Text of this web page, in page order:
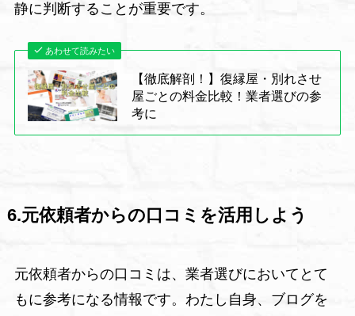
静に判断することが重要です。
あわせて読みたい
【徹底解剖！】復縁屋・別れさせ
屋ごとの料金比較！業者選びの参
考に
6.元依頼者からの口コミを活用しよう
元依頼者からの口コミは、業者選びにおいてとて
もに参考になる情報です。わたし自身、ブログを